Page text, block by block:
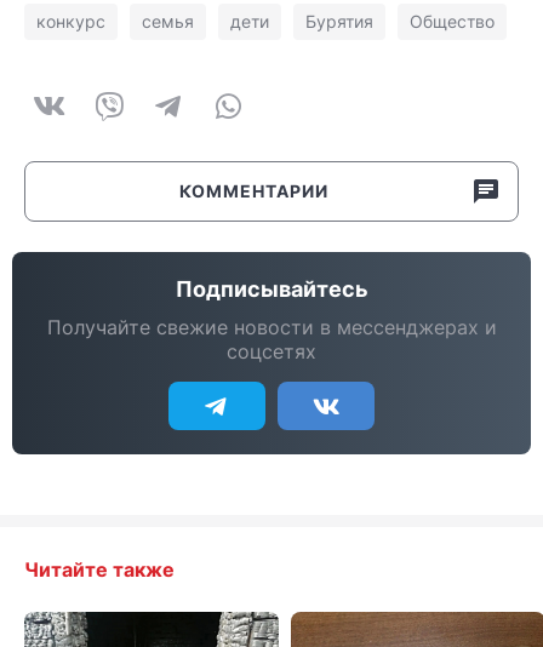
конкурс семья дети Бурятия Общество
КОММЕНТАРИИ
Подписывайтесь
Получайте свежие новости в мессенджерах и
соцсетях
Читайте также